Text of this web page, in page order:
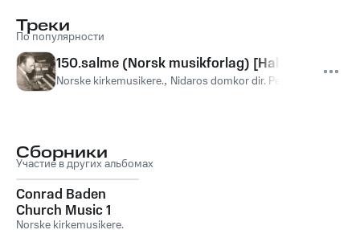
Треки
По популярности
150.salme (Norsk musikforlag) [Halleluja! Lov
Norske kirkemusikere., Nidaros domkor dir. Per F. Bonsaksen
Сборники
Участие в других альбомах
Conrad Baden
Church Music 1
Norske kirkemusikere.